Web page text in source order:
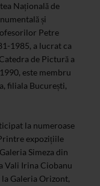
Națională de
și
Petre
1985, a lucrat ca
de Pictură a
este membru
filiala București,
la numeroase
expozițiile
Simeza din
Vali Irina Ciobanu
Galeria Orizont,